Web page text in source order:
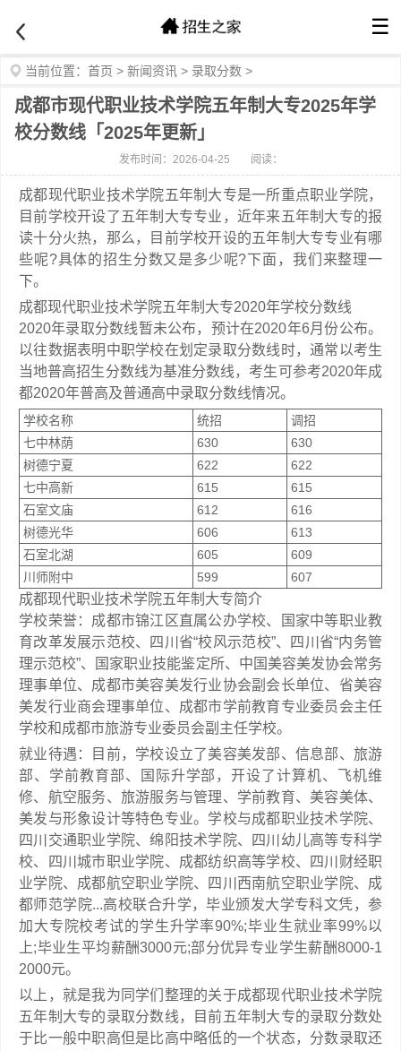
☰
当前位置： 首页 > 新闻资讯 > 录取分数 >
成都市现代职业技术学院五年制大专2025年学
校分数线「2025年更新」
发布时间：2026-04-25 阅读：
成都现代职业技术学院五年制大专是一所重点职业学院，
目前学校开设了五年制大专专业，近年来五年制大专的报
读十分火热，那么，目前学校开设的五年制大专专业有哪
些呢?具体的招生分数又是多少呢?下面，我们来整理一
下。
成都现代职业技术学院五年制大专2020年学校分数线
2020年录取分数线暂未公布，预计在2020年6月份公布。
以往数据表明中职学校在划定录取分数线时，通常以考生
当地普高招生分数线为基准分数线，考生可参考2020年成
都2020年普高及普通高中录取分数线情况。
学校名称 统招
调招
七中林荫
630
630
树德宁夏
622
622
七中高新
615
615
石室文庙
612
616
树德光华
606
613
石室北湖
605
609
川师附中
599 607
成都现代职业技术学院五年制大专简介
学校荣誉：成都市锦江区直属公办学校、国家中等职业教
育改革发展示范校、四川省“校风示范校”、四川省“内务管
理示范校”、国家职业技能鉴定所、中国美容美发协会常务
理事单位、成都市美容美发行业协会副会长单位、省美容
美发行业商会理事单位、成都市学前教育专业委员会主任
学校和成都市旅游专业委员会副主任学校。
就业待遇：目前，学校设立了美容美发部、信息部、旅游
部、学前教育部、国际升学部，开设了计算机、飞机维
修、航空服务、旅游服务与管理、学前教育、美容美体、
美发与形象设计等特色专业。学校与成都职业技术学院、
四川交通职业学院、绵阳技术学院、四川幼儿高等专科学
校、四川城市职业学院、成都纺织高等学校、四川财经职
业学院、成都航空职业学院、四川西南航空职业学院、成
都师范学院...高校联合升学，毕业颁发大学专科文凭，参
加大专院校考试的学生升学率90%;毕业生就业率99%以
上;毕业生平均薪酬3000元;部分优异专业学生薪酬8000-1
2000元。
以上，就是我为同学们整理的关于成都现代职业技术学院
五年制大专的录取分数线，目前五年制大专的录取分数处
于比一般中职高但是比高中略低的一个状态，分数录取还